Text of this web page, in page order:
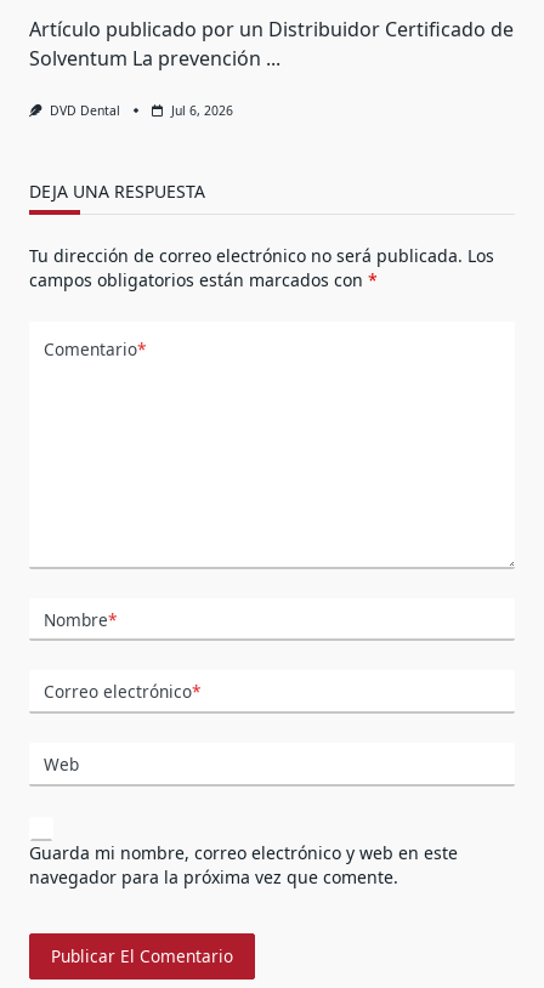
Artículo publicado por un Distribuidor Certificado de
Solventum La prevención ...
DVD Dental Jul 6, 2026
DEJA UNA RESPUESTA
Tu dirección de correo electrónico no será publicada. Los
campos obligatorios están marcados con *
Comentario*
Nombre*
Correo electrónico*
Web
Guarda mi nombre, correo electrónico y web en este
navegador para la próxima vez que comente.